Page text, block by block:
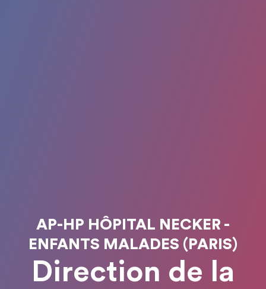
AP-HP HÔPITAL NECKER -
ENFANTS MALADES (PARIS)
Direction de la